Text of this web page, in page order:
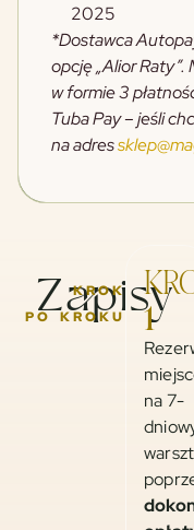
2025
*Dostawca
opcję „Alior Raty”.
w formie 3
Tuba Pay – jeśli
na adres
Zapisy
KROK
PO KROKU
1
na 7-